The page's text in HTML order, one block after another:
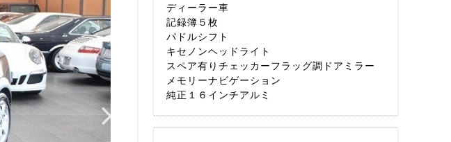
ディーラー車
記録簿５枚
パドルシフト
キセノンヘッドライト
スペア有りチェッカーフラッグ調ドアミラー
メモリーナビゲーション
純正１６インチアルミ